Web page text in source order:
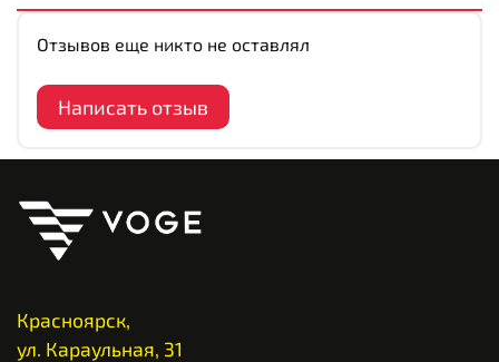
Отзывов еще никто не оставлял
Написать отзыв
Красноярск,
ул. Караульная, 31